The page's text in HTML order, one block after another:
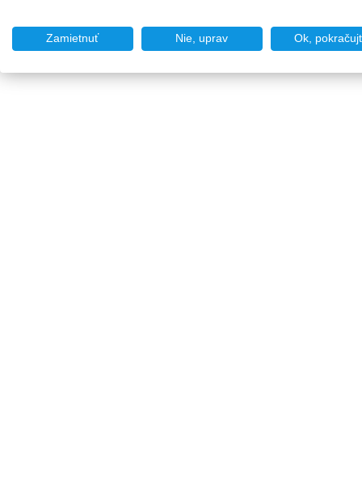
Zamietnuť Nie, uprav Ok,